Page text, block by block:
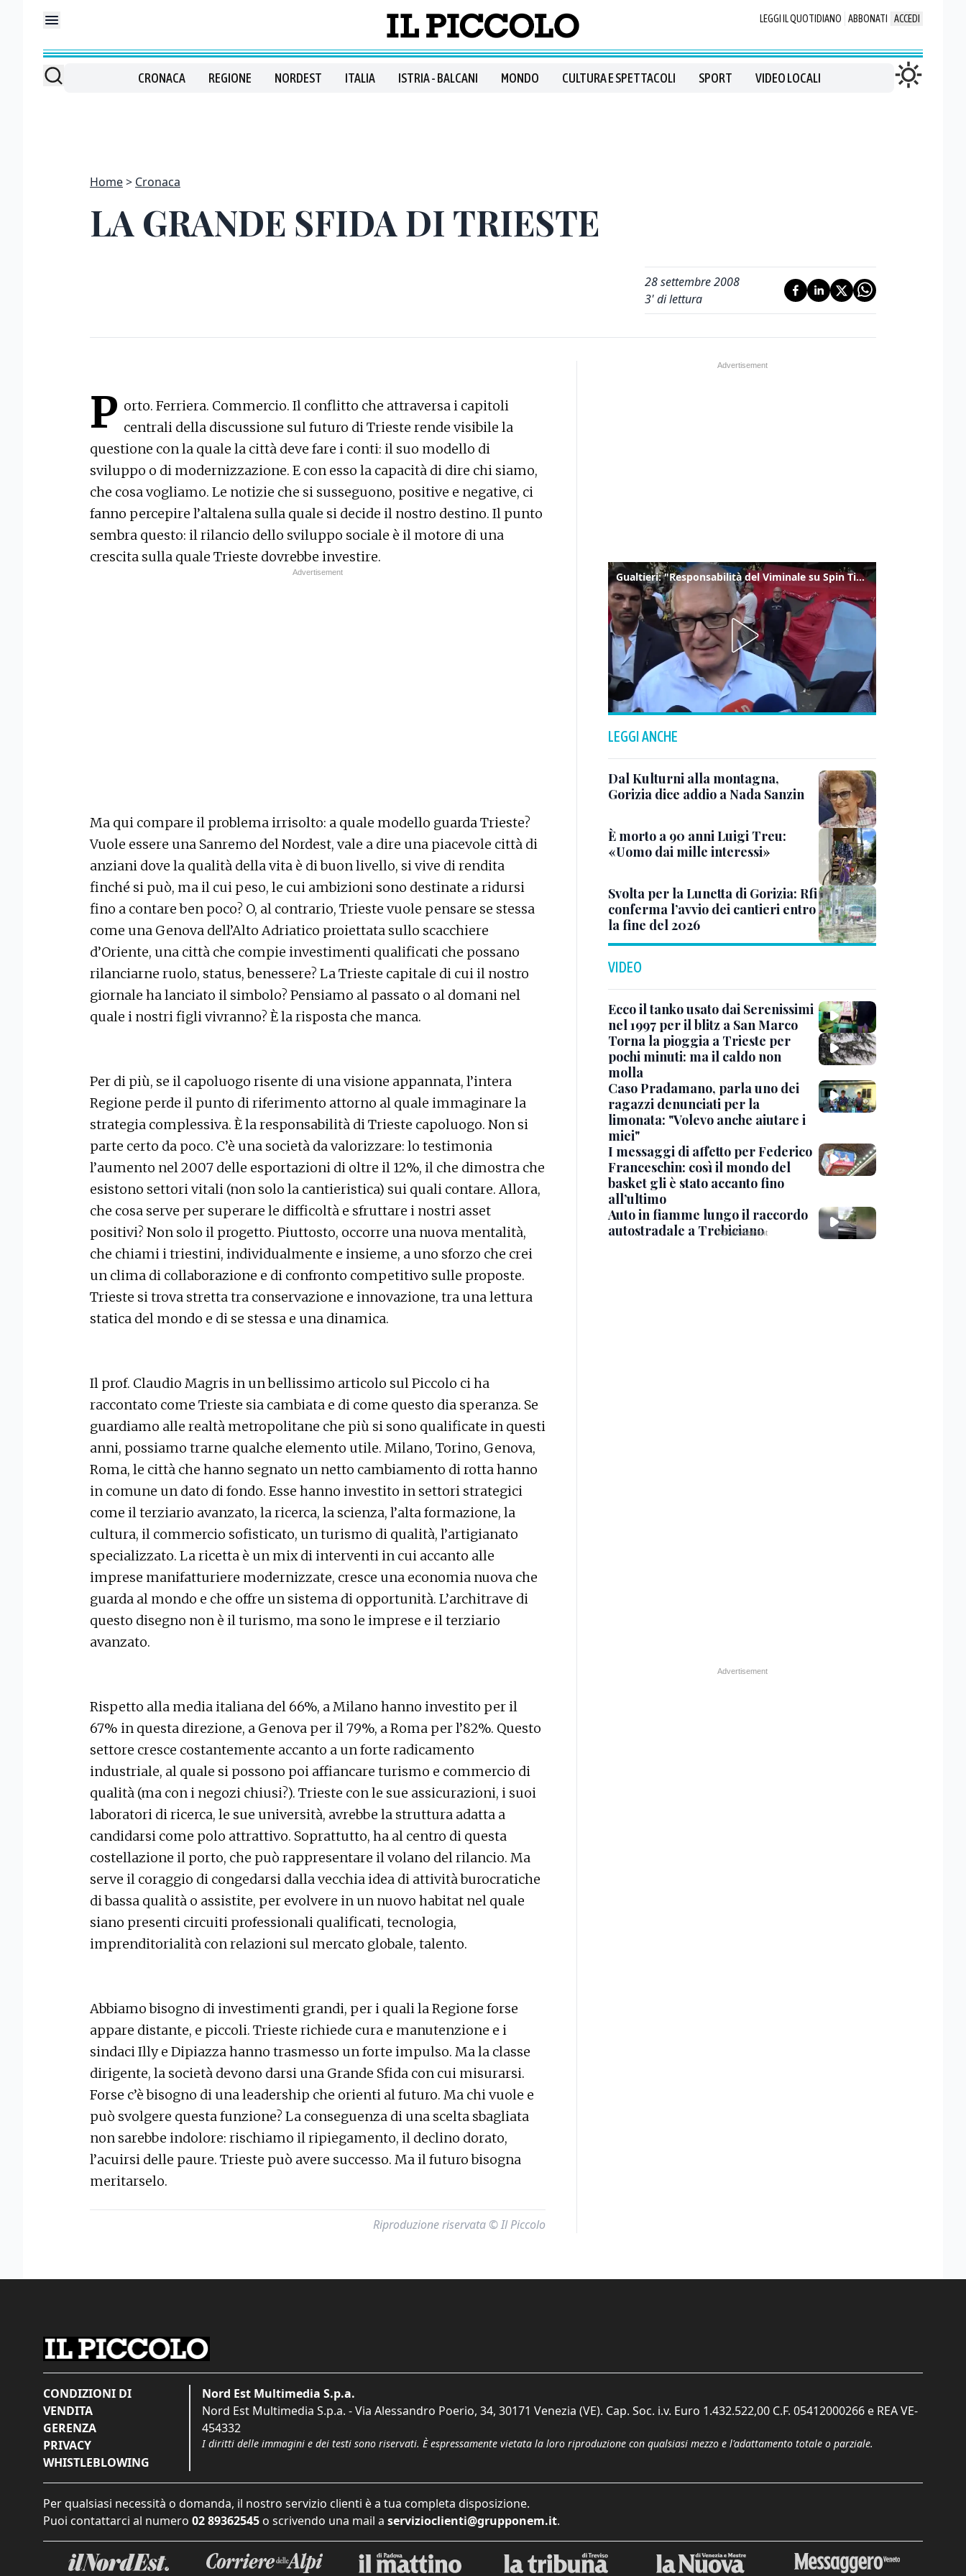
LEGGI IL QUOTIDIANO ABBONATI ACCEDI
CRONACA REGIONE NORDEST ITALIA ISTRIA - BALCANI MONDO CULTURA E SPETTACOLI SPORT VIDEO LOCALI
Home Cronaca
LA GRANDE SFIDA DI TRIESTE
28 settembre 2008
3' di lettura
P orto. Ferriera. Commercio. Il conflitto che attraversa i capitoli
centrali della discussione sul futuro di Trieste rende visibile la
questione con la quale la città deve fare i conti: il suo modello di
sviluppo o di modernizzazione. E con esso la capacità di dire chi siamo,
che cosa vogliamo. Le notizie che si susseguono, positive e negative, ci
fanno percepire l’altalena sulla quale si decide il nostro destino. Il punto
sembra questo: il rilancio dello sviluppo sociale è il motore di una
crescita sulla quale Trieste dovrebbe investire.
Ma qui compare il problema irrisolto: a quale modello guarda Trieste?
Vuole essere una Sanremo del Nordest, vale a dire una piacevole città di
anziani dove la qualità della vita è di buon livello, si vive di rendita
finché si può, ma il cui peso, le cui ambizioni sono destinate a ridursi
fino a contare ben poco? O, al contrario, Trieste vuole pensare se stessa
come una Genova dell’Alto Adriatico proiettata sullo scacchiere
d’Oriente, una città che compie investimenti qualificati che possano
rilanciarne ruolo, status, benessere? La Trieste capitale di cui il nostro
giornale ha lanciato il simbolo? Pensiamo al passato o al domani nel
quale i nostri figli vivranno? È la risposta che manca.
Per di più, se il capoluogo risente di una visione appannata, l’intera
Regione perde il punto di riferimento attorno al quale immaginare la
strategia complessiva. È la responsabilità di Trieste capoluogo. Non si
parte certo da poco. C’è una società da valorizzare: lo testimonia
l’aumento nel 2007 delle esportazioni di oltre il 12%, il che dimostra che
esistono settori vitali (non solo la cantieristica) sui quali contare. Allora,
che cosa serve per superare le difficoltà e sfruttare i nostri asset
positivi? Non solo il progetto. Piuttosto, occorre una nuova mentalità,
che chiami i triestini, individualmente e insieme, a uno sforzo che crei
un clima di collaborazione e di confronto competitivo sulle proposte.
Trieste si trova stretta tra conservazione e innovazione, tra una lettura
statica del mondo e di se stessa e una dinamica.
Il prof. Claudio Magris in un bellissimo articolo sul Piccolo ci ha
raccontato come Trieste sia cambiata e di come questo dia speranza. Se
guardiamo alle realtà metropolitane che più si sono qualificate in questi
anni, possiamo trarne qualche elemento utile. Milano, Torino, Genova,
Roma, le città che hanno segnato un netto cambiamento di rotta hanno
in comune un dato di fondo. Esse hanno investito in settori strategici
come il terziario avanzato, la ricerca, la scienza, l’alta formazione, la
cultura, il commercio sofisticato, un turismo di qualità, l’artigianato
specializzato. La ricetta è un mix di interventi in cui accanto alle
imprese manifatturiere modernizzate, cresce una economia nuova che
guarda al mondo e che offre un sistema di opportunità. L’architrave di
questo disegno non è il turismo, ma sono le imprese e il terziario
avanzato.
Rispetto alla media italiana del 66%, a Milano hanno investito per il
67% in questa direzione, a Genova per il 79%, a Roma per l’82%. Questo
settore cresce costantemente accanto a un forte radicamento
industriale, al quale si possono poi affiancare turismo e commercio di
qualità (ma con i negozi chiusi?). Trieste con le sue assicurazioni, i suoi
laboratori di ricerca, le sue università, avrebbe la struttura adatta a
candidarsi come polo attrattivo. Soprattutto, ha al centro di questa
costellazione il porto, che può rappresentare il volano del rilancio. Ma
serve il coraggio di congedarsi dalla vecchia idea di attività burocratiche
di bassa qualità o assistite, per evolvere in un nuovo habitat nel quale
siano presenti circuiti professionali qualificati, tecnologia,
imprenditorialità con relazioni sul mercato globale, talento.
Abbiamo bisogno di investimenti grandi, per i quali la Regione forse
appare distante, e piccoli. Trieste richiede cura e manutenzione e i
sindaci Illy e Dipiazza hanno trasmesso un forte impulso. Ma la classe
dirigente, la società devono darsi una Grande Sfida con cui misurarsi.
Forse c’è bisogno di una leadership che orienti al futuro. Ma chi vuole e
può svolgere questa funzione? La conseguenza di una scelta sbagliata
non sarebbe indolore: rischiamo il ripiegamento, il declino dorato,
l’acuirsi delle paure. Trieste può avere successo. Ma il futuro bisogna
meritarselo.
Riproduzione riservata © Il Piccolo
Gualtieri: "Responsabilità del Viminale su Spin Time? La posizione dei partiti è nota"
LEGGI ANCHE
Dal Kulturni alla montagna,
Gorizia dice addio a Nada Sanzin
È morto a 90 anni Luigi Treu:
«Uomo dai mille interessi»
Svolta per la Lunetta di Gorizia: Rfi
conferma l’avvio dei cantieri entro
la fine del 2026
VIDEO
Ecco il tanko usato dai Serenissimi
nel 1997 per il blitz a San Marco
Torna la pioggia a Trieste per
pochi minuti: ma il caldo non
molla
Caso Pradamano, parla uno dei
ragazzi denunciati per la
limonata: "Volevo anche aiutare i
miei"
I messaggi di affetto per Federico
Franceschin: così il mondo del
basket gli è stato accanto fino
all’ultimo
Auto in fiamme lungo il raccordo
autostradale a Trebiciano
CONDIZIONI DI
VENDITA
GERENZA
PRIVACY
WHISTLEBLOWING
Nord Est Multimedia S.p.a.
Nord Est Multimedia S.p.a. - Via Alessandro Poerio, 34, 30171 Venezia (VE). Cap. Soc. i.v. Euro 1.432.522,00 C.F. 05412000266 e REA VE-
454332
I diritti delle immagini e dei testi sono riservati. È espressamente vietata la loro riproduzione con qualsiasi mezzo e l'adattamento totale o parziale.
Per qualsiasi necessità o domanda, il nostro servizio clienti è a tua completa disposizione.
Puoi contattarci al numero 02 89362545 o scrivendo una mail a servizioclienti@grupponem.it.